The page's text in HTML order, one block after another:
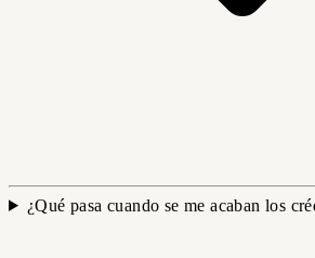
¿Qué pasa cuando se me acaban los